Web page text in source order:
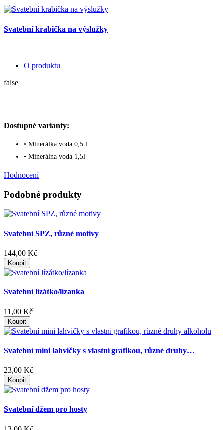
Svatební krabička na výslužky
O produktu
false
Dostupné varianty:
• Minerálka voda 0,5 l
• Minerálna voda 1,5l
Hodnocení
Podobné produkty
Svatební SPZ, různé motivy
144,00 Kč
Koupit
Svatební lízátko/lízanka
11,00 Kč
Koupit
Svatební mini lahvičky s vlastní grafikou, různé druhy…
23,00 Kč
Koupit
Svatební džem pro hosty